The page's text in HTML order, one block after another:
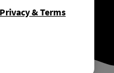
& Terms